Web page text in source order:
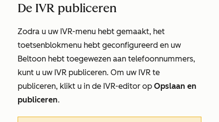
De IVR publiceren
Zodra u uw IVR-menu hebt gemaakt, het
toetsenblokmenu hebt geconfigureerd en uw
Beltoon hebt toegewezen aan telefoonnummers,
kunt u uw IVR publiceren. Om uw IVR te
publiceren, klikt u in de IVR-editor op Opslaan en
publiceren.